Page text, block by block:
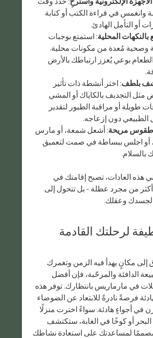
وانغمس في قراءة الكتب أو كتابة
أو التأمل الهادئ.
بالنكهات المحلية: استمتع بوجبات
وصحية مُعدة من مكونات محلية.
بوعي يُعزز ارتباطك بالأرض
بلطف: اختر أنشطة ذات تأثير
مثل التجديف بالكاياك أو المشي
طويلة أو مراقبة الطيور لتقدير
الطبيعي دون إزعاجه.
طقوس مريحة: أشعل شمعة، أو مارس
أو اجلس ببساطة في صمت لتعميق
بالسلام.
هذه العادات، تصبح إقامتك في
من مجرد عطلة - بل تتحول إلى
لجسدك وعقلك.
لرحلتك القادمة
إلى مكانٍ يهدأ فيه الزمن وتغمرك
الدافئة والمرحّبة، فإن أفضل
في مارماريس بانتظارك. توفر هذه
فرصةً نادرةً للابتعاد عن الضوضاء
في أجواءٍ هادئة. سواءً اخترت منزلًا
أو كوخًا في الغابة، ستكتشف
مصممًا لمساعدتك على استعادة نشاطك